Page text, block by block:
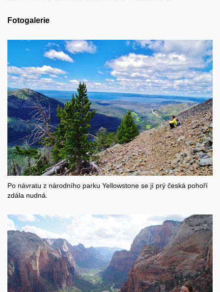
Fotogalerie
Po návratu z národního parku Yellowstone se jí prý česká pohoří
zdála nudná.